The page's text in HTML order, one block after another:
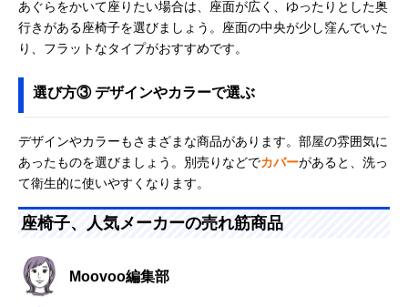
あぐらをかいて座りたい場合は、座面が広く、ゆったりとした奥
行きがある座椅子を選びましょう。座面の中央が少し窪んでいた
り、フラットなタイプがおすすめです。
選び方③ デザインやカラーで選ぶ
デザインやカラーもさまざまな商品があります。部屋の雰囲気に
あったものを選びましょう。別売りなどでカバーがあると、洗っ
て衛生的に使いやすくなります。
座椅子、人気メーカーの売れ筋商品
Moovoo編集部